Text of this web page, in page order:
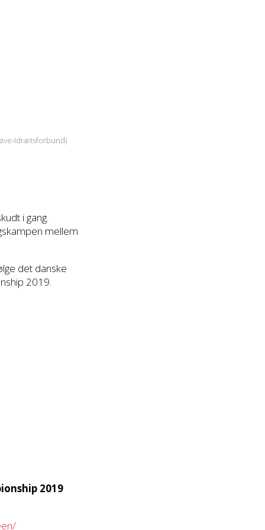
Idrætsforbund)
i gang.
mellem
det danske
2019.
2019